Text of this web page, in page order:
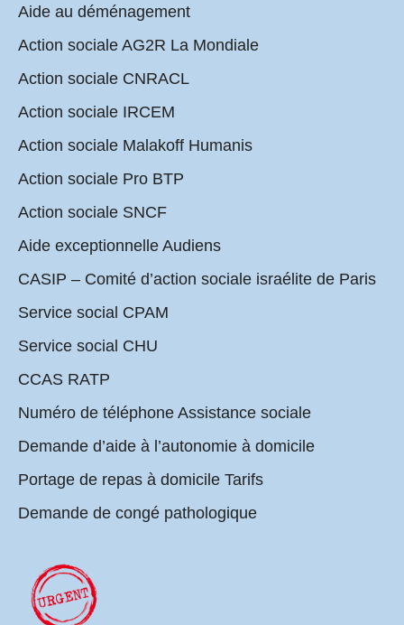
Aide au déménagement
Action sociale AG2R La Mondiale
Action sociale CNRACL
Action sociale IRCEM
Action sociale Malakoff Humanis
Action sociale Pro BTP
Action sociale SNCF
Aide exceptionnelle Audiens
CASIP – Comité d’action sociale israélite de Paris
Service social CPAM
Service social CHU
CCAS RATP
Numéro de téléphone Assistance sociale
Demande d’aide à l’autonomie à domicile
Portage de repas à domicile Tarifs
Demande de congé pathologique